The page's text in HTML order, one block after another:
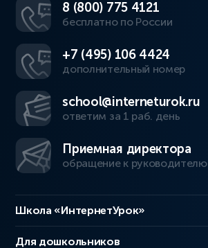
8 (800) 775 4121
бесплатно по России
+7 (495) 106 4424
дополнительный номер
school@interneturok.ru
ответим за 1 раб. день
Приемная директора
обращение к руководителю
Школа «ИнтернетУрок»
Для дошкольников